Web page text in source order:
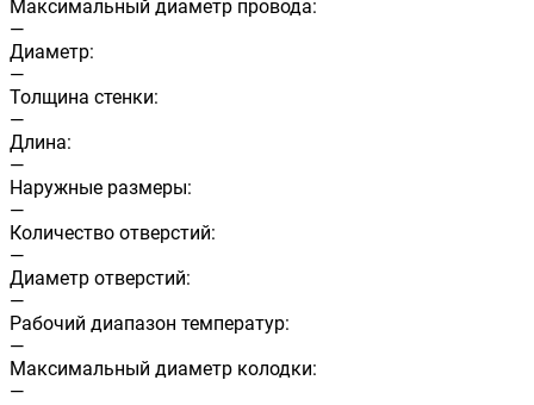
Максимальный диаметр провода:
—
Диаметр:
—
Толщина стенки:
—
Длина:
—
Наружные размеры:
—
Количество отверстий:
—
Диаметр отверстий:
—
Рабочий диапазон температур:
—
Максимальный диаметр колодки:
—